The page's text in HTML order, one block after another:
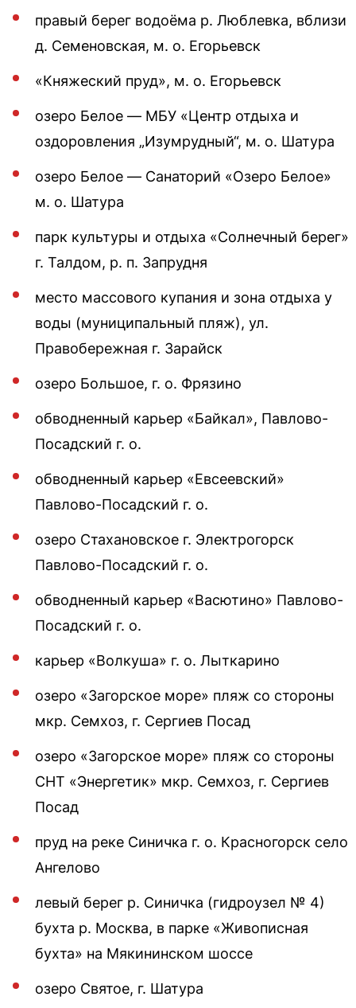
правый берег водоёма р. Люблевка, вблизи
д. Семеновская, м. о. Егорьевск
«Княжеский пруд», м. о. Егорьевск
озеро Белое — МБУ «Центр отдыха и
оздоровления „Изумрудный“, м. о. Шатура
озеро Белое — Санаторий «Озеро Белое»
м. о. Шатура
парк культуры и отдыха «Солнечный берег»
г. Талдом, р. п. Запрудня
место массового купания и зона отдыха у
воды (муниципальный пляж), ул.
Правобережная г. Зарайск
озеро Большое, г. о. Фрязино
обводненный карьер «Байкал», Павлово-
Посадский г. о.
обводненный карьер «Евсеевский»
Павлово-Посадский г. о.
озеро Стахановское г. Электрогорск
Павлово-Посадский г. о.
обводненный карьер «Васютино» Павлово-
Посадский г. о.
карьер «Волкуша» г. о. Лыткарино
озеро «Загорское море» пляж со стороны
мкр. Семхоз, г. Сергиев Посад
озеро «Загорское море» пляж со стороны
СНТ «Энергетик» мкр. Семхоз, г. Сергиев
Посад
пруд на реке Синичка г. о. Красногорск село
Ангелово
левый берег р. Синичка (гидроузел № 4)
бухта р. Москва, в парке «Живописная
бухта» на Мякининском шоссе
озеро Святое, г. Шатура